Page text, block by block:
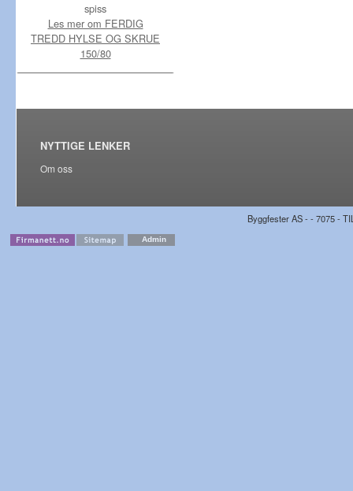
spiss
Les mer om FERDIG
TREDD HYLSE OG SKRUE
150/80
NYTTIGE LENKER
Om oss
Byggfester AS - - 7075 -
Admin